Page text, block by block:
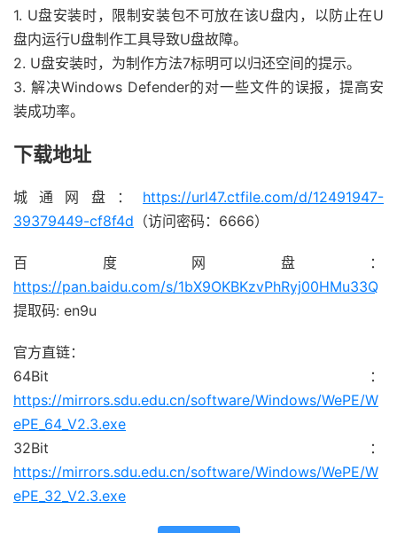
1. U盘安装时，限制安装包不可放在该U盘内，以防止在U
盘内运行U盘制作工具导致U盘故障。
2. U盘安装时，为制作方法7标明可以归还空间的提示。
3. 解决Windows Defender的对一些文件的误报，提高安
装成功率。
下载地址
城通网盘： https://url47.ctfile.com/d/12491947-
39379449-cf8f4d （访问密码：6666）
百度网盘：
https://pan.baidu.com/s/1bX9OKBKzvPhRyj00HMu33Q
提取码: en9u
官方直链：
64Bit：
https://mirrors.sdu.edu.cn/software/Windows/WePE/W
ePE_64_V2.3.exe
32Bit：
https://mirrors.sdu.edu.cn/software/Windows/WePE/W
ePE_32_V2.3.exe